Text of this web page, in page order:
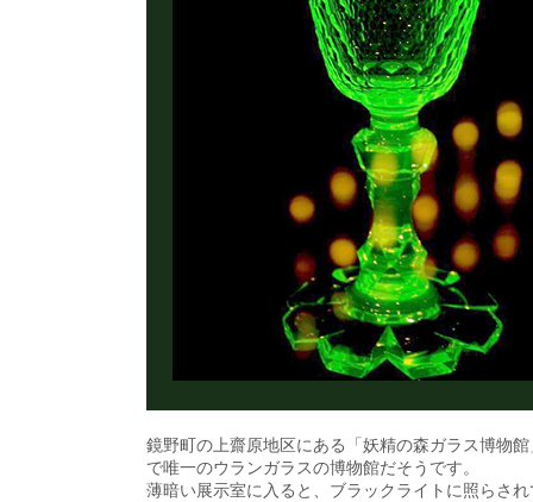
鏡野町の上齋原地区にある「妖精の森ガラス博物
で唯一のウランガラスの博物館だそうです。
薄暗い展示室に入ると、ブラックライトに照らさ